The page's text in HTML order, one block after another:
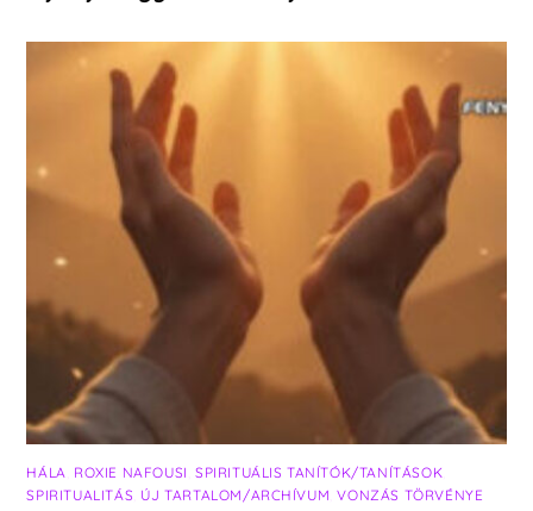
HÁLA ROXIE NAFOUSI SPIRITUÁLIS TANÍTÓK/TANÍTÁSOK
SPIRITUALITÁS ÚJ TARTALOM/ARCHÍVUM ,VONZÁS TÖRVÉNYE